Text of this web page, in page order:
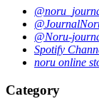
@Noru-
Spotify
noru online
Category